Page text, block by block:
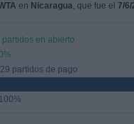
en Nicaragua, que fue el 7/6/
partidos en abierto
partidos de pago
100%